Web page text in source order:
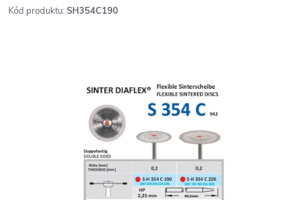
Kód produktu: SH354C190